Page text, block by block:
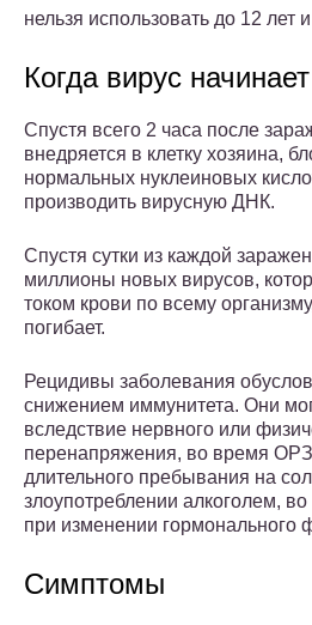
нельзя использовать до 12 лет
Когда вирус
Спустя всего 2 часа после
внедряется в клетку хозяина,
нормальных нуклеиновых
производить вирусную ДНК.
Спустя сутки из каждой
миллионы новых вирусов,
током крови по всему
погибает.
Рецидивы заболевания
снижением иммунитета. Они
вследствие нервного или
перенапряжения, во время
длительного пребывания на
злоупотреблении алкоголем,
при изменении гормонального
Симптомы